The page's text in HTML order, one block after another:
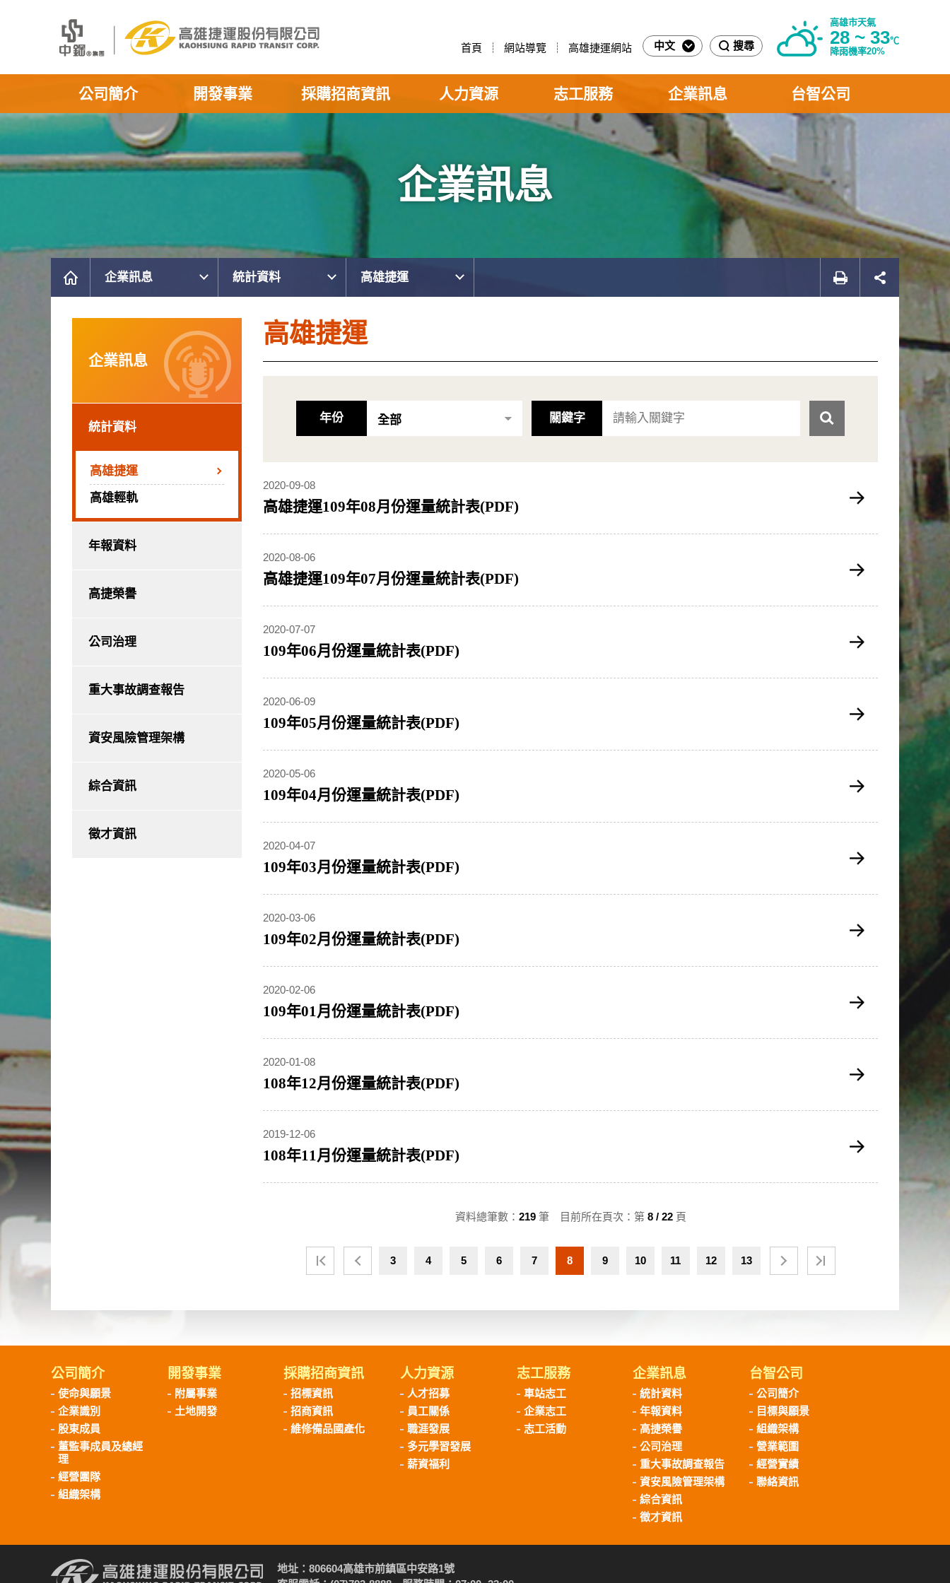
首頁 網站導覽 高雄捷運網站 中文 搜尋
高雄市天氣
28 ~ 33℃
降雨機率20%
公司簡介 開發事業 採購招商資訊 人力資源 志工服務 企業訊息 台智公司
企業訊息
企業訊息 統計資料 高雄捷運
企業訊息
統計資料
高雄捷運
高雄輕軌
年報資料
高捷榮譽
公司治理
重大事故調查報告
資安風險管理架構
綜合資訊
徵才資訊
高雄捷運
年份 關鍵字
2020-09-08
高雄捷運109年08月份運量統計表(PDF)
2020-08-06
高雄捷運109年07月份運量統計表(PDF)
2020-07-07
109年06月份運量統計表(PDF)
2020-06-09
109年05月份運量統計表(PDF)
2020-05-06
109年04月份運量統計表(PDF)
2020-04-07
109年03月份運量統計表(PDF)
2020-03-06
109年02月份運量統計表(PDF)
2020-02-06
109年01月份運量統計表(PDF)
2020-01-08
108年12月份運量統計表(PDF)
2019-12-06
108年11月份運量統計表(PDF)
資料總筆數： 219筆 目前所在頁次：第 8 / 22頁
3 4 5 6 7 8 9 10 11 12 13
公司簡介
使命與願景
企業識別
股東成員
董監事成員及總經
理
經營團隊
組織架構
開發事業
附屬事業
土地開發
採購招商資訊
招標資訊
招商資訊
維修備品國產化
人力資源
人才招募
員工關係
職涯發展
多元學習發展
薪資福利
志工服務
車站志工
企業志工
志工活動
企業訊息
統計資料
年報資料
高捷榮譽
公司治理
重大事故調查報告
資安風險管理架構
綜合資訊
徵才資訊
台智公司
公司簡介
目標與願景
組織架構
營業範圍
經營實績
聯絡資訊
地址：806604高雄市前鎮區中安路1號